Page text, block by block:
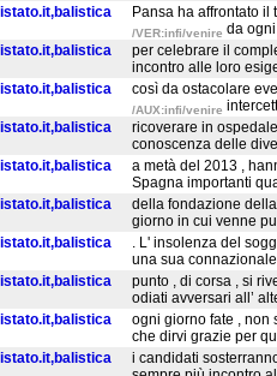
Pansa ha affrontato
/VER:infi/venire da
per celebrare il
incontro alle loro
così da ostacolare
/AUX:infi/venire
ricoverare in
conoscenza delle
a metà del 2013 ,
Spagna importanti
della fondazione
giorno in cui venne
. L' insolenza del
una sua
punto , di corsa , si
odiati avversari all’
ogni giorno fate , non
che dirvi grazie per
i candidati